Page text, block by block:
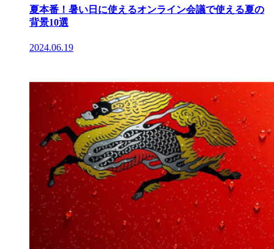
夏本番！暑い日に使えるオンライン会議で使える夏の
背景10選
2024.06.19